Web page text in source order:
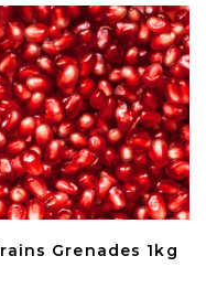
Grenades 1kg